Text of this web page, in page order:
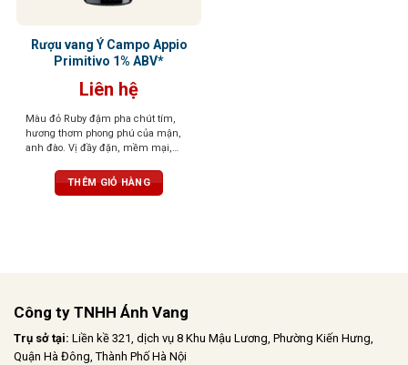
Rượu vang Ý Campo Appio
Primitivo 1% ABV*
Liên hệ
Màu đỏ Ruby đậm pha chút tím,
hương thơm phong phú của mận,
anh đào. Vị đầy đặn, mềm mại,
THÊM GIỎ HÀNG
Công ty TNHH Ánh Vang
Trụ sở tại: Liền kề 321, dịch vụ 8 Khu Mậu Lương, Phường Kiến Hưng,
Quận Hà Đông, Thành Phố Hà Nội